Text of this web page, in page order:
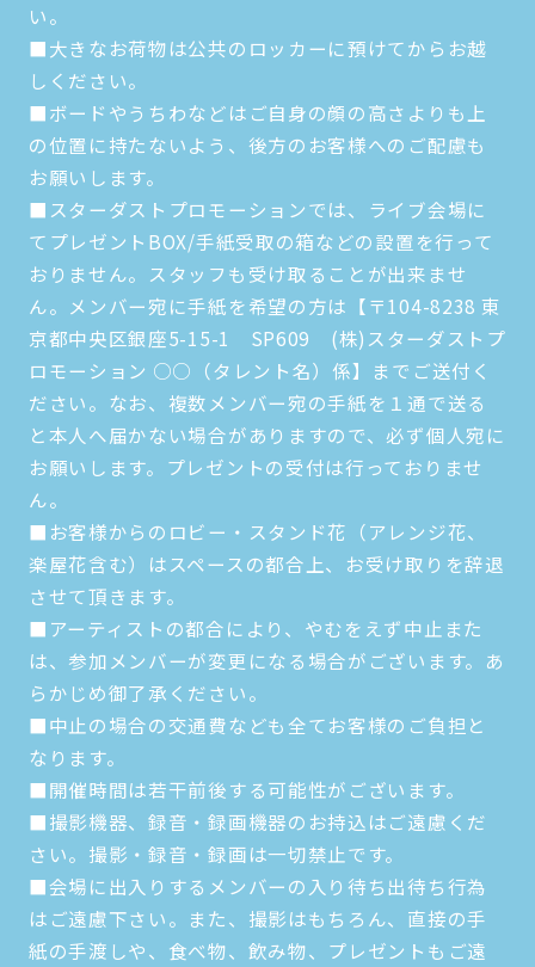
い。
■大きなお荷物は公共のロッカーに預けてからお越
しください。
■ボードやうちわなどはご自身の顔の高さよりも上
の位置に持たないよう、後方のお客様へのご配慮も
お願いします。
■スターダストプロモーションでは、ライブ会場に
てプレゼントBOX/手紙受取の箱などの設置を行って
おりません。スタッフも受け取ることが出来ませ
ん。メンバー宛に手紙を希望の方は【〒104-8238 東
京都中央区銀座5-15-1 SP609 (株)スターダストプ
ロモーション ○○（タレント名）係】までご送付く
ださい。なお、複数メンバー宛の手紙を１通で送る
と本人へ届かない場合がありますので、必ず個人宛に
お願いします。プレゼントの受付は行っておりませ
ん。
■お客様からのロビー・スタンド花（アレンジ花、
楽屋花含む）はスペースの都合上、お受け取りを辞退
させて頂きます。
■アーティストの都合により、やむをえず中止また
は、参加メンバーが変更になる場合がございます。あ
らかじめ御了承ください。
■中止の場合の交通費なども全てお客様のご負担と
なります。
■開催時間は若干前後する可能性がございます。
■撮影機器、録音・録画機器のお持込はご遠慮くだ
さい。撮影・録音・録画は一切禁止です。
■会場に出入りするメンバーの入り待ち出待ち行為
はご遠慮下さい。また、撮影はもちろん、直接の手
紙の手渡しや、食べ物、飲み物、プレゼントもご遠